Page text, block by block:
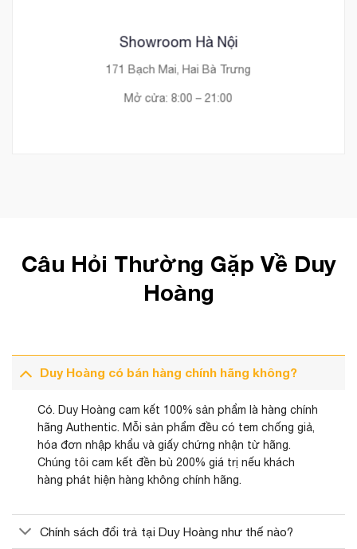
Showroom Hà Nội
171 Bạch Mai, Hai Bà Trưng
Mở cửa: 8:00 – 21:00
Câu Hỏi Thường Gặp Về Duy
Hoàng
Duy Hoàng có bán hàng chính hãng không?
Có. Duy Hoàng cam kết 100% sản phẩm là hàng chính
hãng Authentic. Mỗi sản phẩm đều có tem chống giả,
hóa đơn nhập khẩu và giấy chứng nhận từ hãng.
Chúng tôi cam kết đền bù 200% giá trị nếu khách
hàng phát hiện hàng không chính hãng.
Chính sách đổi trả tại Duy Hoàng như thế nào?